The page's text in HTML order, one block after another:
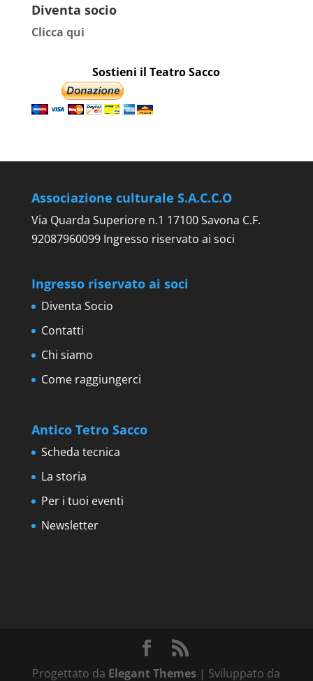
Diventa socio
Clicca qui
Sostieni il Teatro Sacco
Associazione culturale S.A.C.C.O
Via Quarda Superiore n.1 17100 Savona C.F.
92087960099 Ingresso riservato ai soci
Ingresso riservato ai soci
Diventa Socio
Contatti
Chi siamo
Come raggiungerci
Antico Tetro Sacco
Scheda tecnica
La storia
Per i tuoi eventi
Newsletter
Progettato da Elegant Themes | Sviluppato da